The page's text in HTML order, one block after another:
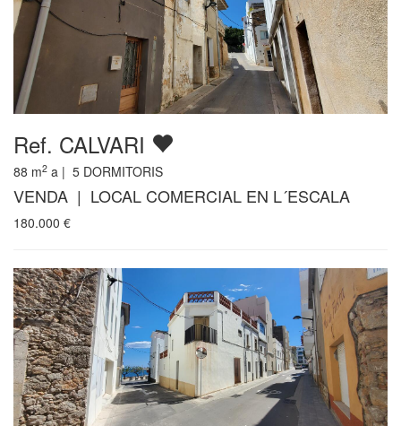
Ref. CALVARI
88 m2 a | 5 DORMITORIS
VENDA | LOCAL COMERCIAL EN L´ESCALA
180.000 €